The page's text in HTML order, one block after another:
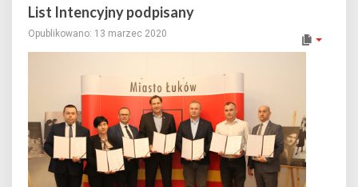
List Intencyjny podpisany
Opublikowano: 13 marzec 2020